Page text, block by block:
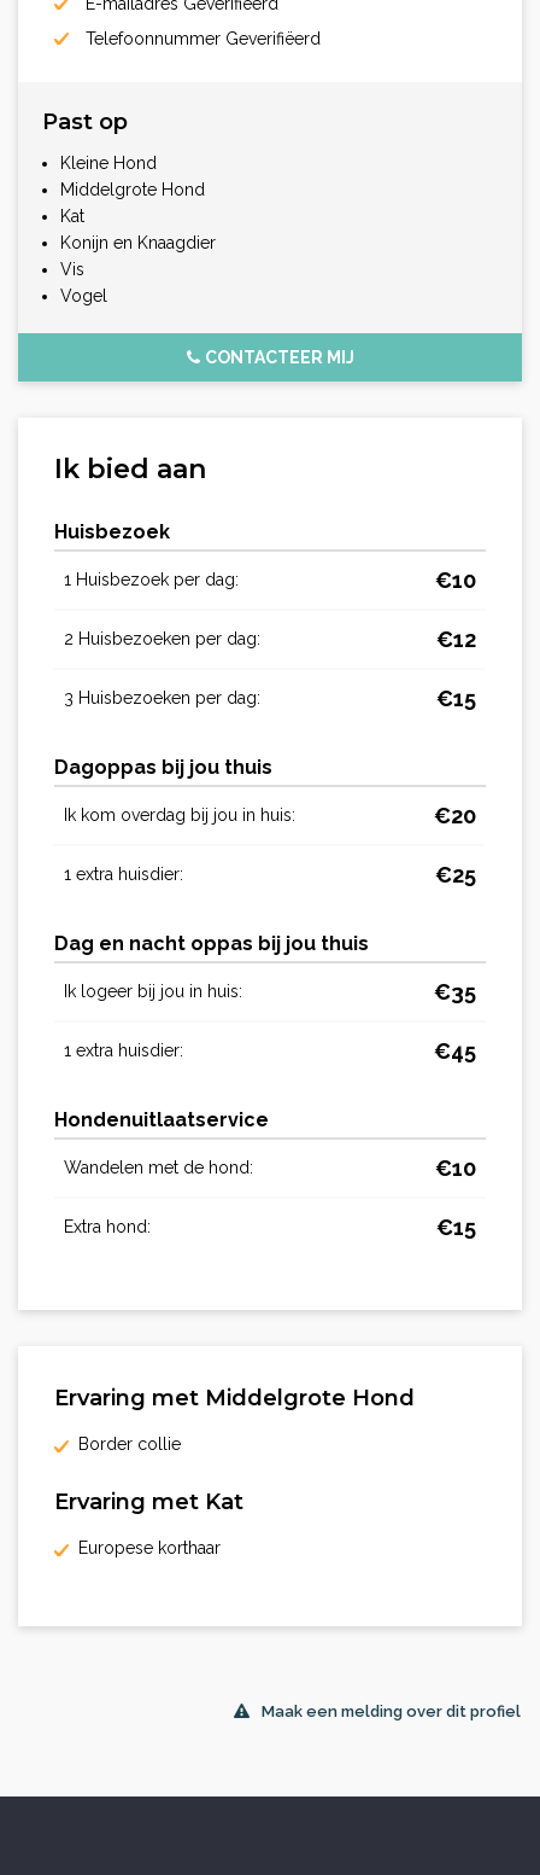
E-mailadres Geverifiëerd
Telefoonnummer Geverifiëerd
Past op
Kleine Hond
Middelgrote Hond
Kat
Konijn en Knaagdier
Vis
Vogel
CONTACTEER MIJ
Ik bied aan
Huisbezoek
1 Huisbezoek per dag: €10
2 Huisbezoeken per dag: €12
3 Huisbezoeken per dag: €15
Dagoppas bij jou thuis
Ik kom overdag bij jou in huis: €20
1 extra huisdier: €25
Dag en nacht oppas bij jou thuis
Ik logeer bij jou in huis: €35
1 extra huisdier: €45
Hondenuitlaatservice
Wandelen met de hond: €10
Extra hond: €15
Ervaring met Middelgrote Hond
Border collie
Ervaring met Kat
Europese korthaar
Maak een melding over dit profiel